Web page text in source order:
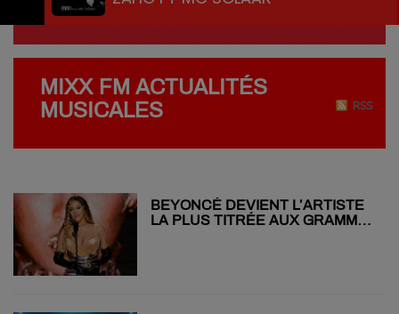
MIXX FM ACTUALITÉS
MUSICALES
RSS
BEYONCÉ DEVIENT L’ARTISTE
LA PLUS TITRÉE AUX GRAMMY